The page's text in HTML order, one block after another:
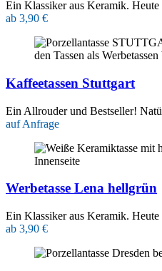
Ein Klassiker aus Keramik.
ab 3,90 €
Kaffeetassen Stuttgart
Ein Allrouder und Bestseller!
auf Anfrage
Werbetasse Lena hellgrün
Ein Klassiker aus Keramik.
ab 3,90 €